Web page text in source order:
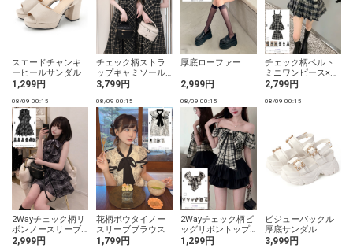
スエードチャンキ
ーヒールサンダル
1,299円
チェック柄ストラ
ップキャミソール
ワンピース
3,799円
厚底ローファー
2,999円
チェック柄ベルト
ミニワンピース×シ
ョートパンツセッ
2,799円
08/09 00:15
2Wayチェック柄リ
ボンノースリーブ
ミニワンピース
2,999円
08/09 00:15
花柄ボウタイノー
スリーブブラウス
1,799円
08/09 00:15
2Wayチェック柄ビ
ッグリボントップ
ス1,299円
08/09 00:15
ビジューバックル
厚底サンダル
3,999円